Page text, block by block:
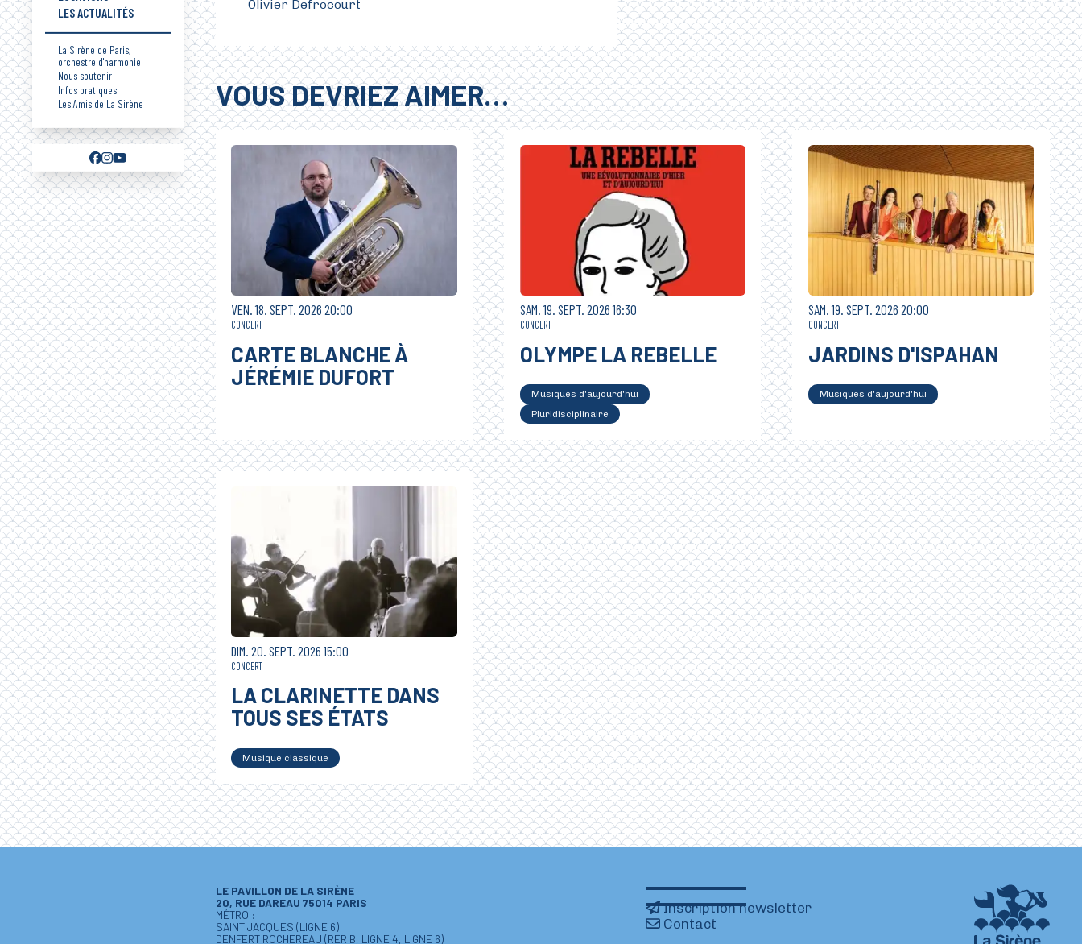
LES ACTUALITÉS
La Sirène de Paris,
orchestre d'harmonie
Nous soutenir
Infos pratiques
Les Amis de La Sirène
Olivier Defrocourt
VOUS DEVRIEZ AIMER…
VENDREDI
VEN. 18. SEPTEMBRE
SEPT. 2026 20:00
CONCERT
CARTE BLANCHE À
JÉRÉMIE DUFORT
SAMEDI
SAM. 19. SEPTEMBRE
SEPT. 202616:30
CONCERT
OLYMPE LA REBELLE
Musiques d'aujourd'hui
Pluridisciplinaire
SAMEDI
SAM. 19. SEPTEMBRE
SEPT. 2026 20:00
CONCERT
JARDINS D'ISPAHAN
Musiques d'aujourd'hui
DIMANCHE
DIM. 20. SEPTEMBRE
SEPT. 2026 15:00
CONCERT
LA CLARINETTE DANS
TOUS SES ÉTATS
Musique classique
LE PAVILLON DE LA SIRÈNE
20, RUE DAREAU 75014 PARIS
MÉTRO :
SAINT JACQUES (LIGNE 6)
DENFERT ROCHEREAU (RER B, LIGNE 4, LIGNE 6)
Inscription newsletter
Contact